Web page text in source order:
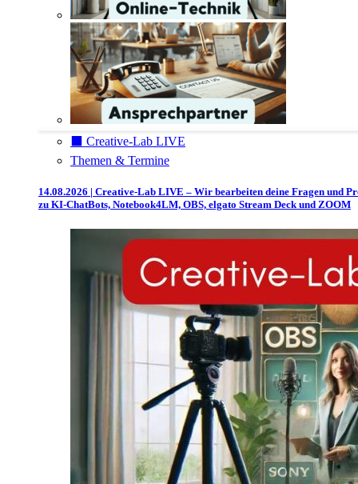
⬛️ Creative-Lab LIVE
Themen & Termine
14.08.2026 | Creative-Lab LIVE – Wir bearbeiten deine Fragen und
zu KI-ChatBots, Notebook4LM, OBS, elgato Stream Deck und ZOOM